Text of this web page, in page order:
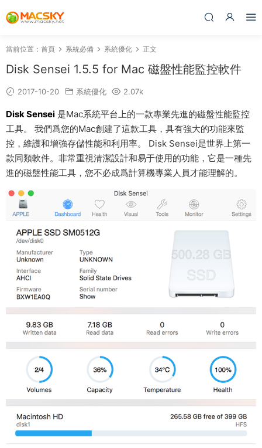
當前位置： 首頁 系統必備 系統優化 正文
Disk Sensei 1.5.5 for Mac 磁盤性能監控軟件
2017-10-20 系統優化 2.07k
Disk Sensei 是Mac系統平台上的一款專業先進的磁盤性能監控
工具。 我們爲您的Mac創建了這款工具，具有強大的功能來監
控，維護和增強存儲性能和利用率。 Disk Sensei是世界上第一
款同類軟件。非常重視清潔設計和易于使用的功能，它是一種先
進的磁盤性能工具，您不必成爲計算機專業人員才能理解的。